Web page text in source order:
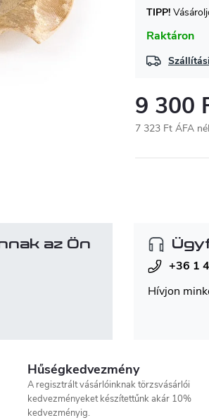
Raktáron
TIPP!
9 300
7 323 Ft ÁFA
az Ön
+36 1
Hívjon
Hűségkedvezmény
A regisztrált vásárlóinknak törzsvásárlói
kedvezményeket készítettűnk akár 10%
kedvezményig.